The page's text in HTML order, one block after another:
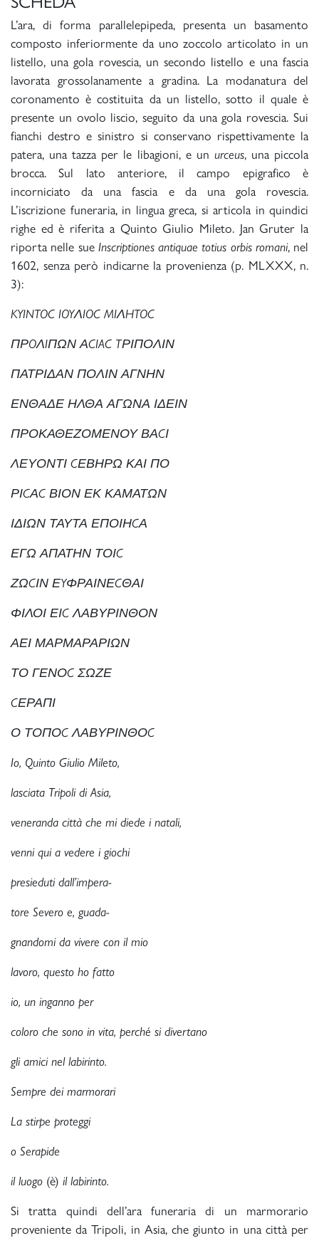
L’ara, di forma parallelepipeda, presenta un basamento
composto inferiormente da uno zoccolo articolato in un
listello, una gola rovescia, un secondo listello e una fascia
lavorata grossolanamente a gradina. La modanatura del
coronamento è costituita da un listello, sotto il quale è
presente un ovolo liscio, seguito da una gola rovescia. Sui
fianchi destro e sinistro si conservano rispettivamente la
patera, una tazza per le libagioni, e un urceus, una piccola
brocca. Sul lato anteriore, il campo epigrafico è
incorniciato da una fascia e da una gola rovescia.
L’iscrizione funeraria, in lingua greca, si articola in quindici
righe ed è riferita a Quinto Giulio Mileto. Jan Gruter la
riporta nelle sue Inscriptiones antiquae totius orbis romani, nel
1602, senza però indicarne la provenienza (p. MLXXX, n.
3):
KYINTOC IOYΛIOC MIΛHTOC
ΠΡOΛIΠΩΝ ΑCIAC TΡΙΠΟΛΙΝ
ΠΑΤΡΙΔΑΝ ΠΟΛΙΝ ΑΓΝΗΝ
ΕΝΘΑΔΕ ΗΛΘΑ ΑΓΩΝΑ ΙΔΕΙΝ
ΠΡΟΚΑΘΕΖΟΜΕΝΟΥ ΒΑCΙ
ΛΕΥΟΝΤΙ CΕΒΗΡΩ ΚΑΙ ΠΟ
ΡΙCΑC ΒΙΟΝ ΕΚ ΚΑΜΑΤΩΝ
ΙΔΙΩΝ ΤΑΥΤΑ ΕΠΟΙΗCΑ
ΕΓΩ ΑΠΑΤΗΝ ΤΟΙC
ΖΩCΙΝ ΕYΦΡΑΙΝΕCΘΑΙ
ΦΙΛΟΙ ΕΙC ΛΑΒΥΡΙΝΘΟΝ
ΑΕΙ ΜΑΡΜΑΡΑΡΙΩΝ
ΤΟ ΓΕΝΟC ΣΩΖΕ
CΕΡΑΠΙ
Ο ΤΟΠΟC ΛΑΒΥΡΙΝΘΟC
Io, Quinto Giulio Mileto,
lasciata Tripoli di Asia,
veneranda città che mi diede i natali,
venni qui a vedere i giochi
presieduti dall’impera-
tore Severo e, guada-
gnandomi da vivere con il mio
lavoro, questo ho fatto
io, un inganno per
coloro che sono in vita, perché si divertano
gli amici nel labirinto.
Sempre dei marmorari
La stirpe proteggi
o Serapide
il luogo (è) il labirinto.
Si tratta quindi dell’ara funeraria di un marmorario
proveniente da Tripoli, in Asia, che giunto in una città per